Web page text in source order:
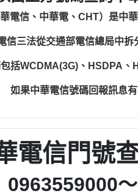
電信、中華電、CHT）是中
三法從交通部電信總局中
括WCDMA(3G)、HSDPA、
如果中華電信號碼回報訊息
電信門號
0963559000